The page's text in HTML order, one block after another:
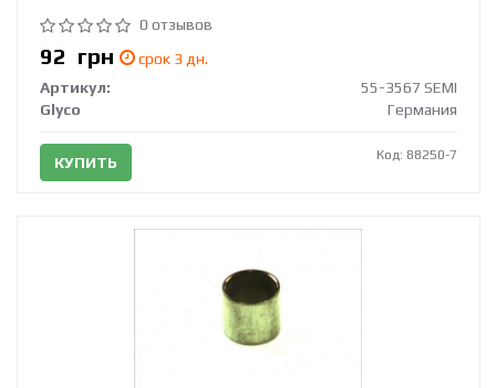
0 отзывов
92 грн
срок 3 дн.
Артикул:
55-3567 SEMI
Glyco
Германия
КУПИТЬ Код: 88250-7